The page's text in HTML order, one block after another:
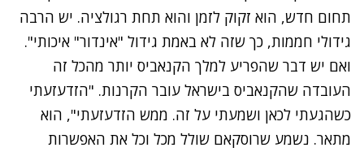
תחום חדש, הוא זקוק לזמן והוא תחת רגולציה. יש הרבה
גידולי חממות, כך שזה לא באמת גידול "אינדור" איכותי".
ואם יש דבר שהפריע למלך הקנאביס יותר מהכל זה
העובדה שהקנאביס בישראל עובר הקרנות. "הזדעזעתי
כשהגעתי לכאן ושמעתי על זה. ממש הזדעזעתי", הוא
מתאר. נשמע שרוסקאם שולל מכל וכל את האפשרות